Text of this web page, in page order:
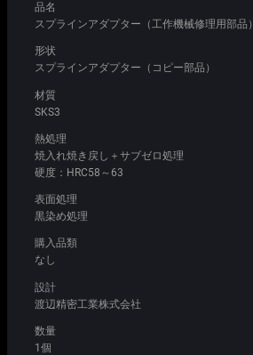
品名
スプラインアダプター（工作機械修理用部品）
形状
スプラインアダプター（コピー部品）
材質
SKS3
熱処理
焼入れ焼き戻し＋サブゼロ処理
硬度：HRC58～63
表面処理
黒染め処理
購入品類
なし
設計
渡辺精密工業株式会社
数量
1個